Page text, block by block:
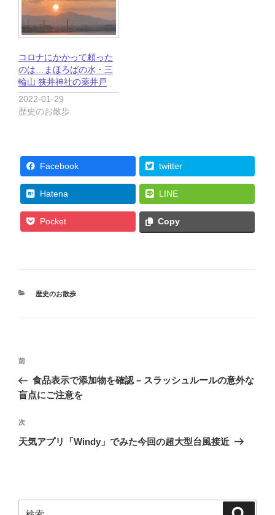
ド
ウ
開
き
)
コロナにかかって頼った
のは…まほろばの水・三
輪山 狭井神社の薬井戸
2022-01-29
歴史のお散歩
Facebook twitter
Hatena LINE
Pocket Copy
カ
歴史のお散歩
投
ナ
ゲ
ー
前
の
投
前
食品表示で添加物を確認 – スラッシュルールの意外な
盲点にご注意を
次
の
次
天気アプリ「Windy」でみた今回の超大型台風接近